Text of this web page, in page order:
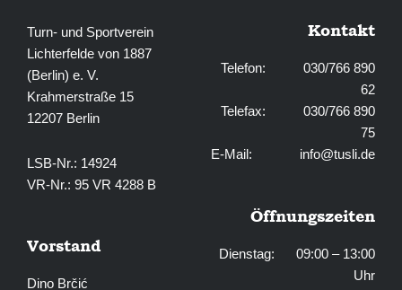
Turn- und Sportverein
Lichterfelde von 1887
(Berlin) e. V.
Krahmerstraße 15
12207 Berlin
LSB-Nr.: 14924
VR-Nr.: 95 VR 4288 B
Vorstand
Dino Brčić
Kontakt
Telefon: 030/766 890
62
Telefax: 030/766 890
75
E-Mail: info@tusli.de
Öffnungszeiten
Dienstag: 09:00 – 13:00
Uhr